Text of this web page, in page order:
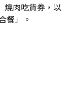
燒肉吃貨券，以
餐」。